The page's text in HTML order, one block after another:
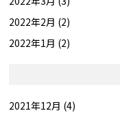
2022年2月 (2)
2022年1月 (2)
2021年12月 (4)